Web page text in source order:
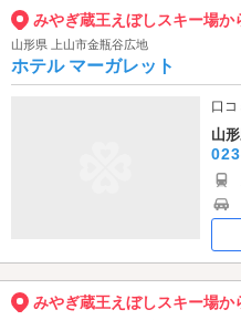
みやぎ蔵王えぼしスキー場か
山形県 上山市金瓶谷広地
ホテル マーガレット
口コ
山
みやぎ蔵王えぼしスキー場か